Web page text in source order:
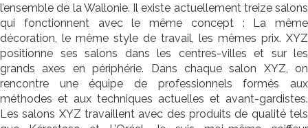
l’ensemble de la Wallonie. Il existe actuellement treize salons
qui fonctionnent avec le même concept : La même
décoration, le même style de travail, les mêmes prix. XYZ
positionne ses salons dans les centres-villes et sur les
grands axes en périphérie. Dans chaque salon XYZ, on
rencontre une équipe de professionnels formés aux
méthodes et aux techniques actuelles et avant-gardistes.
Les salons XYZ travaillent avec des produits de qualité tels